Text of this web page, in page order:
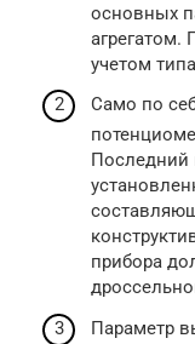
основных
агрегатом.
учетом
Само по
Последний
прибора
Параметр